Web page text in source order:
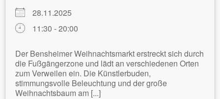
28.11.2025
11:30 - 20:00
Der Bensheimer Weihnachtsmarkt erstreckt sich durch
die Fußgängerzone und lädt an verschiedenen Orten
zum Verweilen ein. Die Künstlerbuden,
stimmungsvolle Beleuchtung und der große
Weihnachtsbaum am [...]